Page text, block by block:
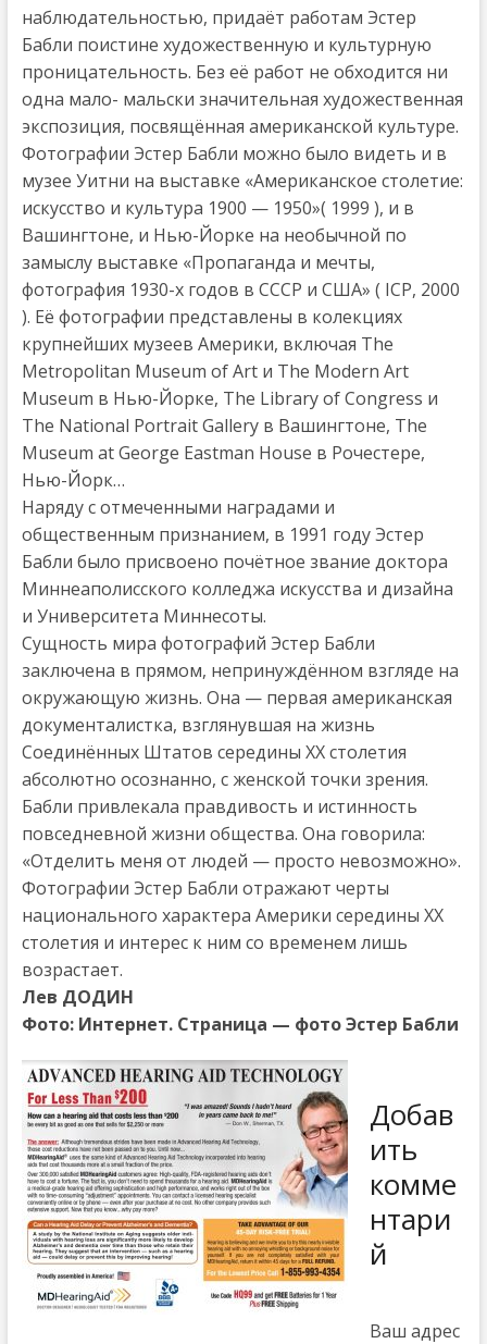
наблюдательностью, придаёт работам Эстер
Бабли поистине художественную и культурную
проницательность. Без её работ не обходится ни
одна мало- мальски значительная художественная
экспозиция, посвящённая американской культуре.
Фотографии Эстер Бабли можно было видеть и в
музее Уитни на выставке «Американское столетие:
искусство и культура 1900 — 1950»( 1999 ), и в
Вашингтоне, и Нью-Йорке на необычной по
замыслу выставке «Пропаганда и мечты,
фотография 1930-х годов в СССР и США» ( ICP, 2000
). Её фотографии представлены в колекциях
крупнейших музеев Америки, включая The
Metropolitan Museum of Art и The Modern Art
Museum в Нью-Йорке, The Library of Congress и
The National Portrait Gallery в Вашингтоне, The
Museum at George Eastman House в Рочестере,
Нью-Йорк…
Наряду с отмеченными наградами и
общественным признанием, в 1991 году Эстер
Бабли было присвоено почётное звание доктора
Миннеаполисского колледжа искусства и дизайна
и Университета Миннесоты.
Сущность мира фотографий Эстер Бабли
заключена в прямом, непринуждённом взгляде на
окружающую жизнь. Она — первая американская
документалистка, взглянувшая на жизнь
Соединённых Штатов середины ХХ столетия
абсолютно осознанно, с женской точки зрения.
Бабли привлекала правдивость и истинность
повседневной жизни общества. Она говорила:
«Отделить меня от людей — просто невозможно».
Фотографии Эстер Бабли отражают черты
национального характера Америки середины ХХ
столетия и интерес к ним со временем лишь
возрастает.
Лев ДОДИН
Фото: Интернет. Страница — фото Эстер Бабли
Добав
ить
комме
нтари
й
Ваш адрес